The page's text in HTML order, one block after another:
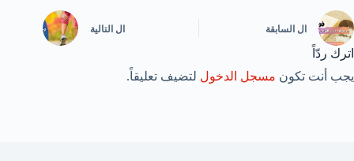
ال السابقة ال التالية
اترك ردّاً
يجب أنت تكون مسجل الدخول لتضيف تعليقاً.